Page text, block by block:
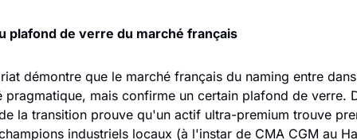
plafond de verre du marché français
démontre que le marché français du naming entre
pragmatique, mais confirme un certain plafond de verre.
la transition prouve qu'un actif ultra-premium trouve
industriels locaux (à l'instar de CMA CGM au